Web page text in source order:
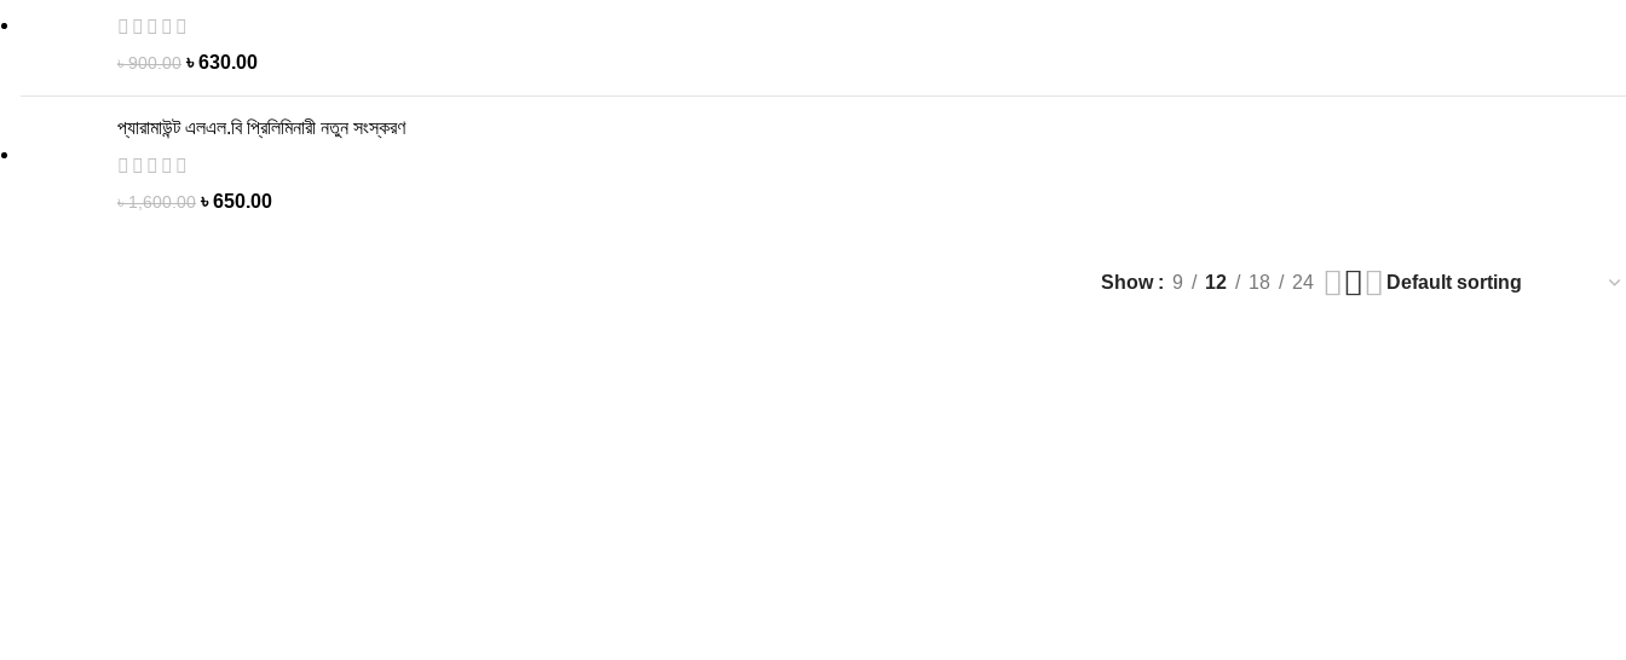
৳900.00 ৳630.00
প্যারামাউন্ট এলএল.বি প্রিলিমিনারী নতুন সংস্করণ
৳1,600.00 ৳650.00
Show 9 12 18 24